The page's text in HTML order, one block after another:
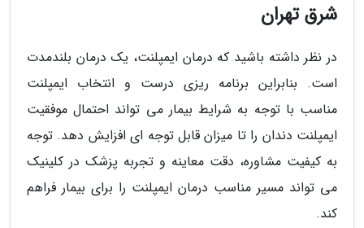
شرق تهران
در نظر داشته باشید که درمان ایمپلنت، یک درمان بلندمدت
است. بنابراین برنامه ریزی درست و انتخاب ایمپلنت
مناسب با توجه به شرایط بیمار می تواند احتمال موفقیت
ایمپلنت دندان را تا میزان قابل توجه ای افزایش دهد. توجه
به کیفیت مشاوره، دقت معاینه و تجربه پزشک در کلینیک
می تواند مسیر مناسب درمان ایمپلنت را برای بیمار فراهم
کند.